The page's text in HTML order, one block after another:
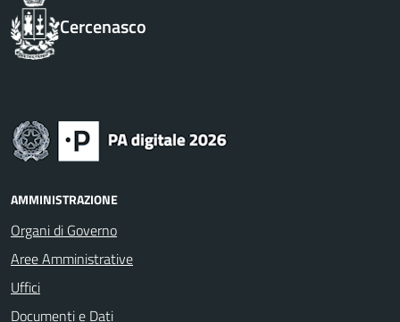
Cercenasco
AMMINISTRAZIONE
Organi di Governo
Aree Amministrative
Uffici
Documenti e Dati